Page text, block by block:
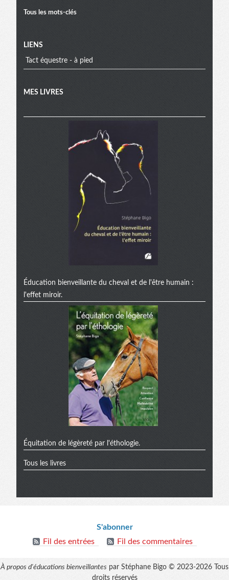
Tous les mots-clés
LIENS
Tact équestre - à pied
MES LIVRES
Éducation bienveillante du cheval et de l'être humain :
l'effet miroir.
Équitation de légèreté par l'éthologie.
Tous les livres
Informations
S'abonner
Fil des entrées
Fil des commentaires
À propos d'éducations bienveillantes par Stéphane Bigo © 2023-2026 Tous
droits réservés